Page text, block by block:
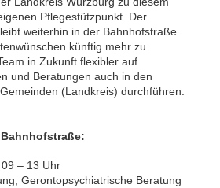
Pflegestützpunkt. Der
weiterhin in der Bahnhofstraße
künftig mehr zu
in Zukunft flexibler auf
und Beratungen auch in den
(Landkreis) durchführen.
– 13 Uhr
Gerontopsychiatrische Beratung